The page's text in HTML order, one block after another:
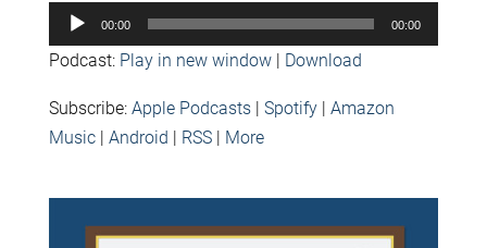
Audio-
Player
00:00 00:00
Podcast: Play in new window| Download
Subscribe: Apple Podcasts| Spotify| Amazon
Music| Android RSS| More